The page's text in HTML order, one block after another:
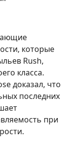
которые
Rush,
класса.
доказал, что
последних
при